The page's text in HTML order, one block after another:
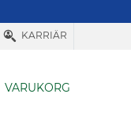
KARRIÄR
VARUKORG